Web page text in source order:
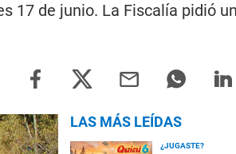
17 de junio. La Fiscalía pidió
LAS MÁS LEÍDAS
¿JUGASTE?